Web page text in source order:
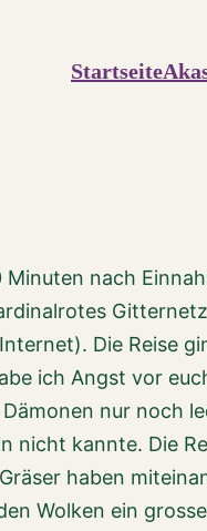
Startseite
nach
Die Reise
ich Angst vor
nur noch
kannte. Die
haben
Wolken ein